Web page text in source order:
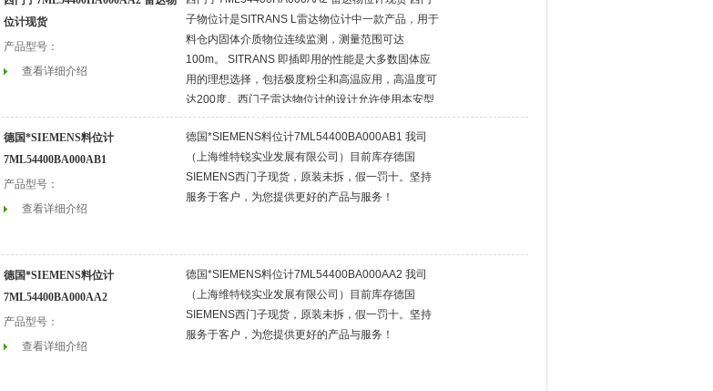
位计现货
产品型号：
查看详细介绍
子物位计是SITRANS L雷达物位计中一款产品，用于
料仓内固体介质物位连续监测，测量范围可达
100m。 SITRANS 即插即用的性能是大多数固体应
用的理想选择，包括极度粉尘和高温应用，高温度可
达200度。西门子雷达物位计的设计允许使用本安型
红外手操器无需开盖、按键即可进行安全、简单的本
地编程。
德国*SIEMENS料位计
7ML54400BA000AB1
产品型号：
查看详细介绍
德国*SIEMENS料位计7ML54400BA000AB1 我司
（上海维特锐实业发展有限公司）目前库存德国
SIEMENS西门子现货，原装未拆，假一罚十。坚持
服务于客户，为您提供更好的产品与服务！
德国*SIEMENS料位计
7ML54400BA000AA2
产品型号：
查看详细介绍
德国*SIEMENS料位计7ML54400BA000AA2 我司
（上海维特锐实业发展有限公司）目前库存德国
SIEMENS西门子现货，原装未拆，假一罚十。坚持
服务于客户，为您提供更好的产品与服务！